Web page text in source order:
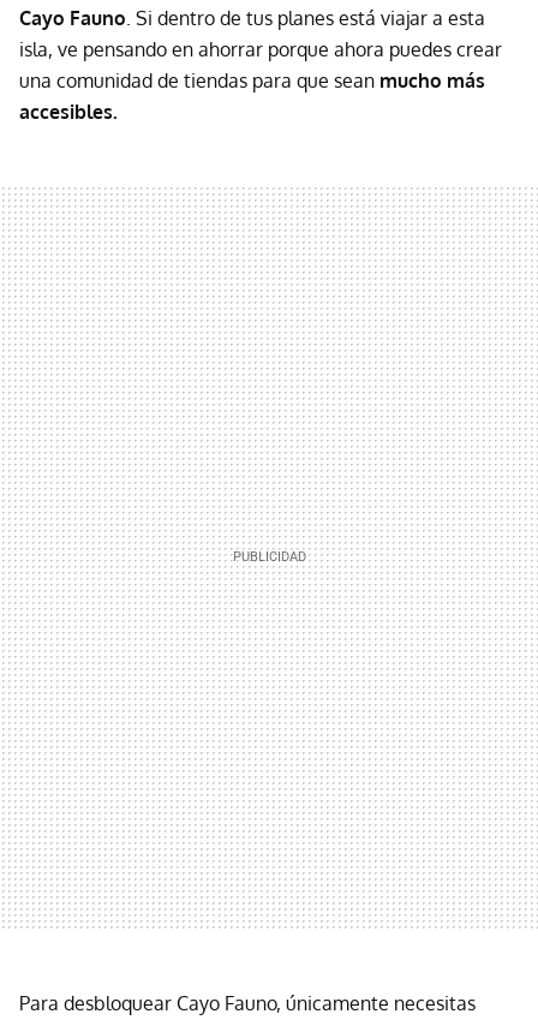
Cayo Fauno . Si dentro de tus planes está viajar a esta
isla, ve pensando en ahorrar porque ahora puedes crear
una comunidad de tiendas para que sean mucho más
accesibles.
Para desbloquear Cayo Fauno, únicamente necesitas